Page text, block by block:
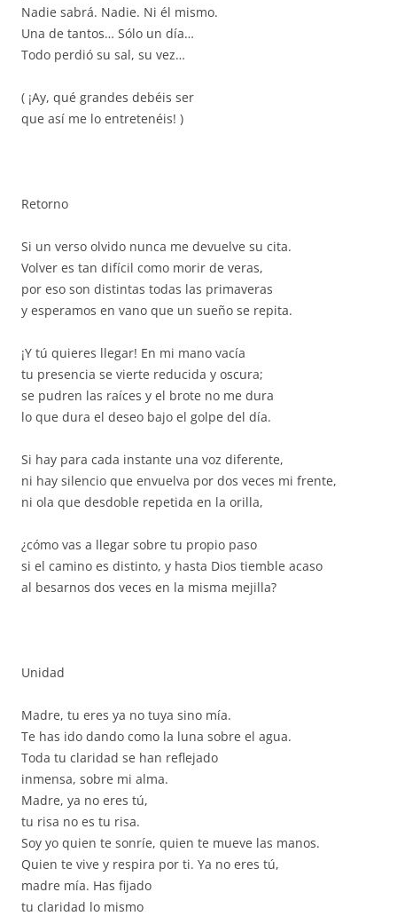
Nadie sabrá. Nadie. Ni él mismo.
Una de tantos… Sólo un día…
Todo perdió su sal, su vez…
( ¡Ay, qué grandes debéis ser
que así me lo entretenéis! )
Retorno
Si un verso olvido nunca me devuelve su cita.
Volver es tan difícil como morir de veras,
por eso son distintas todas las primaveras
y esperamos en vano que un sueño se repita.
¡Y tú quieres llegar! En mi mano vacía
tu presencia se vierte reducida y oscura;
se pudren las raíces y el brote no me dura
lo que dura el deseo bajo el golpe del día.
Si hay para cada instante una voz diferente,
ni hay silencio que envuelva por dos veces mi frente,
ni ola que desdoble repetida en la orilla,
¿cómo vas a llegar sobre tu propio paso
si el camino es distinto, y hasta Dios tiemble acaso
al besarnos dos veces en la misma mejilla?
Unidad
Madre, tu eres ya no tuya sino mía.
Te has ido dando como la luna sobre el agua.
Toda tu claridad se han reflejado
inmensa, sobre mi alma.
Madre, ya no eres tú,
tu risa no es tu risa.
Soy yo quien te sonríe, quien te mueve las manos.
Quien te vive y respira por ti. Ya no eres tú,
madre mía. Has fijado
tu claridad lo mismo